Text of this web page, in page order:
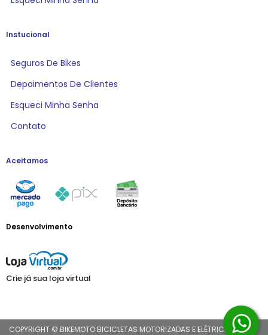
Instucional
Seguros De Bikes
Depoimentos De Clientes
Esqueci Minha Senha
Contato
Aceitamos
Desenvolvimento
Crie já sua loja virtual
COPYRIGHT © BIKEMOTO BICICLETAS MOTORIZADAS E ELÉTRICAS 2026 -